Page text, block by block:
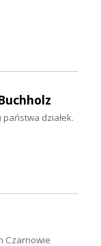
działek.
Czarnowie